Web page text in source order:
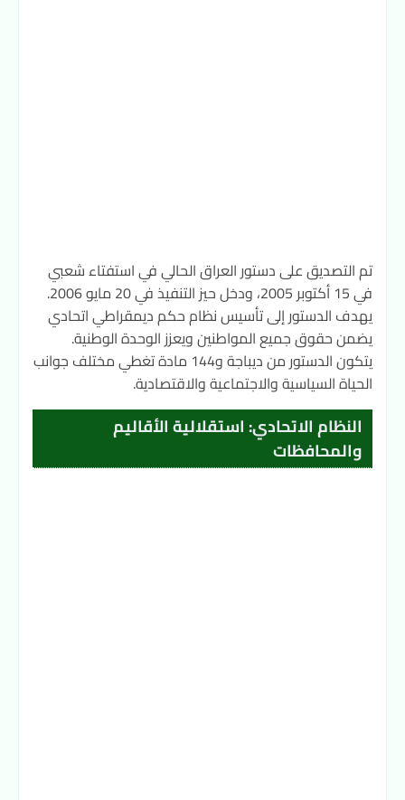
تم التصديق على دستور العراق الحالي في استفتاء شعبي
في 15 أكتوبر 2005، ودخل حيز التنفيذ في 20 مايو 2006.
يهدف الدستور إلى تأسيس نظام حكم ديمقراطي اتحادي
يضمن حقوق جميع المواطنين ويعزز الوحدة الوطنية.
يتكون الدستور من ديباجة و144 مادة تغطي مختلف جوانب
الحياة السياسية والاجتماعية والاقتصادية.
النظام الاتحادي: استقلالية الأقاليم
والمحافظات